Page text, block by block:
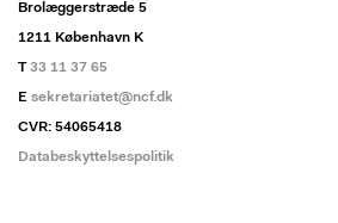
Brolæggerstræde 5
1211 København K
T 33 11 37 65
E sekretariatet@ncf.dk
CVR: 54065418
Databeskyttelsespolitik